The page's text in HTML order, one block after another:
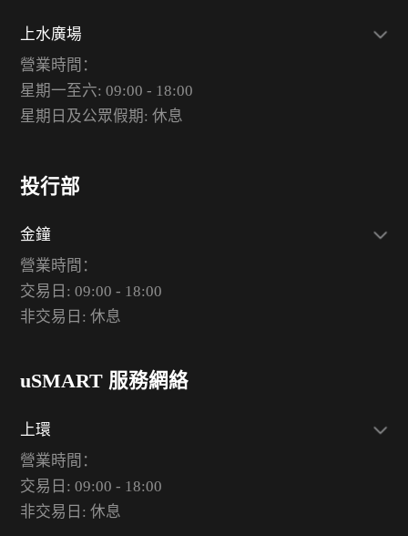
上水廣場
營業時間：
星期一至六: 09:00 - 18:00
星期日及公眾假期: 休息
投行部
金鐘
營業時間：
交易日: 09:00 - 18:00
非交易日: 休息
uSMART 服務網絡
上環
營業時間：
交易日: 09:00 - 18:00
非交易日: 休息